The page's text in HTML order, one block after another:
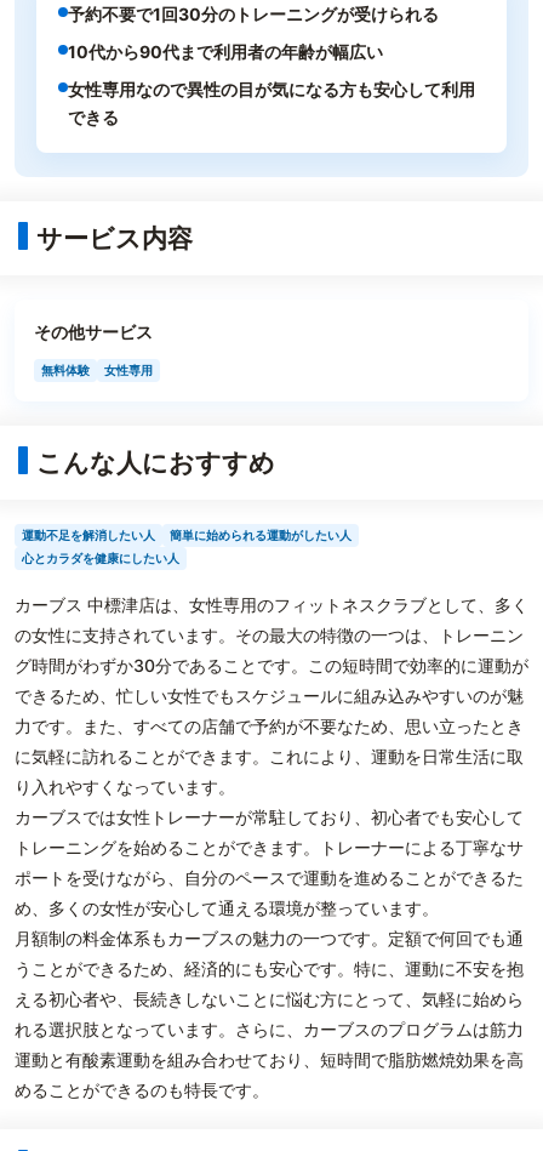
予約不要で1回30分のトレーニングが受けられる
10代から90代まで利用者の年齢が幅広い
女性専用なので異性の目が気になる方も安心して利用
できる
サービス内容
その他サービス
無料体験 女性専用
こんな人におすすめ
運動不足を解消したい人
簡単に始められる運動がしたい人
心とカラダを健康にしたい人
カーブス 中標津店は、女性専用のフィットネスクラブとして、多く
の女性に支持されています。その最大の特徴の一つは、トレーニン
グ時間がわずか30分であることです。この短時間で効率的に運動が
できるため、忙しい女性でもスケジュールに組み込みやすいのが魅
力です。また、すべての店舗で予約が不要なため、思い立ったとき
に気軽に訪れることができます。これにより、運動を日常生活に取
り入れやすくなっています。
カーブスでは女性トレーナーが常駐しており、初心者でも安心して
トレーニングを始めることができます。トレーナーによる丁寧なサ
ポートを受けながら、自分のペースで運動を進めることができるた
め、多くの女性が安心して通える環境が整っています。
月額制の料金体系もカーブスの魅力の一つです。定額で何回でも通
うことができるため、経済的にも安心です。特に、運動に不安を抱
える初心者や、長続きしないことに悩む方にとって、気軽に始めら
れる選択肢となっています。さらに、カーブスのプログラムは筋力
運動と有酸素運動を組み合わせており、短時間で脂肪燃焼効果を高
めることができるのも特長です。